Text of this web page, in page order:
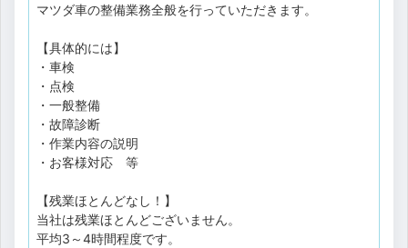
マツダ車の整備業務全般を行っていただきます。
【具体的には】
・車検
・点検
・一般整備
・故障診断
・作業内容の説明
・お客様対応 等
【残業ほとんどなし！】
当社は残業ほとんどございません。
平均3～4時間程度です。